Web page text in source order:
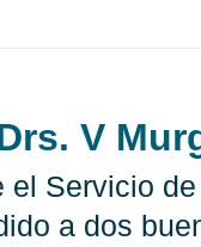
V
el Servicio
a dos